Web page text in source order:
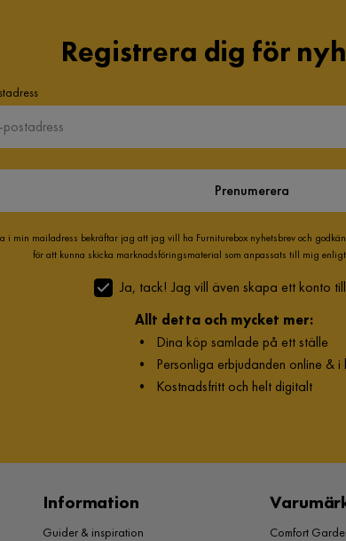
Registrera dig för
Prenumerera
i min mailadress bekräftar jag att jag vill ha Furniturebox nyhetsbrev och
för att kunna skicka marknadsföringsmaterial som anpassats till mig
Ja, tack! Jag vill även skapa ett konto
Allt detta och mycket mer:
• Dina köp samlade på ett ställe
• Personliga erbjudanden online & i
• Kostnadsfritt och helt digitalt
Information
Guider & inspiration Comfort